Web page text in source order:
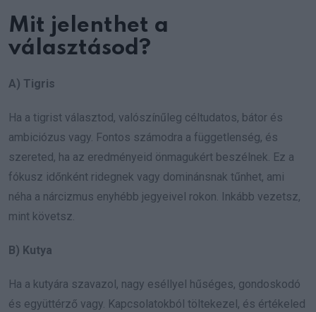
Mit jelenthet a
választásod?
A) Tigris
Ha a tigrist választod, valószínűleg céltudatos, bátor és
ambiciózus vagy. Fontos számodra a függetlenség, és
szereted, ha az eredményeid önmagukért beszélnek. Ez a
fókusz időnként ridegnek vagy dominánsnak tűnhet, ami
néha a nárcizmus enyhébb jegyeivel rokon. Inkább vezetsz,
mint követsz.
B) Kutya
Ha a kutyára szavazol, nagy eséllyel hűséges, gondoskodó
és együttérző vagy. Kapcsolatokból töltekezel, és értékeled